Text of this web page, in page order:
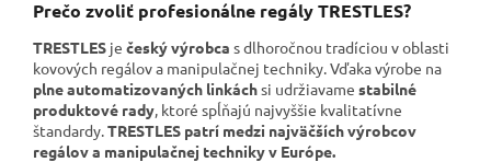
Prečo zvoliť profesionálne regály TRESTLES?
TRESTLES je český výrobca s dlhoročnou tradíciou v oblasti
kovových regálov a manipulačnej techniky. Vďaka výrobe na
plne automatizovaných linkáchsi udržiavame stabilné
produktové rady , ktoré spĺňajú najvyššie kvalitatívne
štandardy. TRESTLES patrí medzi najväčších výrobcov
regálov a manipulačnej techniky v Európe.